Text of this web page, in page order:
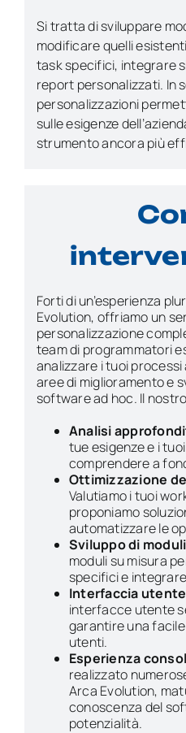
Si tratta di sviluppare
modificare quelli
task specifici, integrare
report personalizzati. In
personalizzazioni
sulle esigenze
strumento ancora più
Forti di un’esperienza
Evolution, offriamo un
personalizzazione
team di programmatori
analizzare i tuoi
aree di miglioramento e
software ad hoc. Il
Analisi
tue esigenze e i
comprendere a
Ottimizzazione
Valutiamo i tuoi
proponiamo
automatizzare le
Sviluppo di
moduli su misura
specifici e
Interfaccia
interfacce utente
garantire una
utenti.
Esperienza
realizzato
Arca Evolution,
conoscenza del
potenzialità.